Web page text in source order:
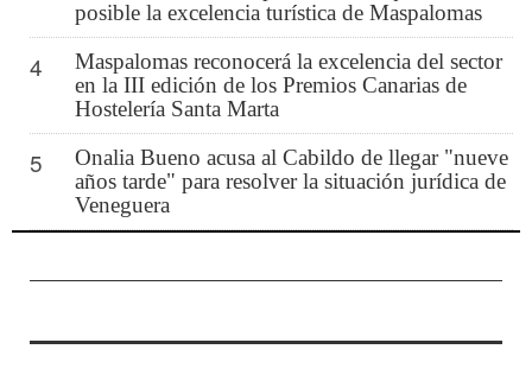
posible la excelencia turística de Maspalomas
4
Maspalomas reconocerá la excelencia del sector
en la III edición de los Premios Canarias de
Hostelería Santa Marta
5
Onalia Bueno acusa al Cabildo de llegar "nueve
años tarde" para resolver la situación jurídica de
Veneguera